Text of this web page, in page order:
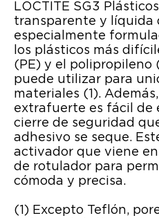
LOCTITE SG3
transparente y líquida
especialmente
los plásticos más
(PE) y el polipropileno
puede utilizar para
materiales (1).
extrafuerte es fácil de
cierre de seguridad
adhesivo se seque.
activador que viene
de rotulador para
cómoda y precisa.
(1) Excepto Teflón,